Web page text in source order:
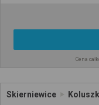
Cena
Skierniewice